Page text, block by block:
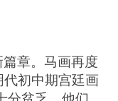
章。马画再度
初中期宫廷画